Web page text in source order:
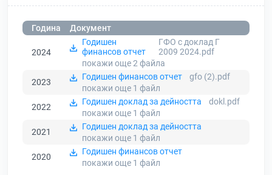
Година Документ
2024
Годишен
финансов отчет
ГФО с доклад Г
2009 2024.pdf
покажи още 2файла
2023
Годишен финансов отчет
gfo (2).pdf
покажи още 1 файл
2022
Годишен доклад за дейността
dokl.pdf
покажи още 1 файл
2021
Годишен доклад за дейността
покажи още 1 файл
2020
Годишен финансов отчет
покажи още 1 файл